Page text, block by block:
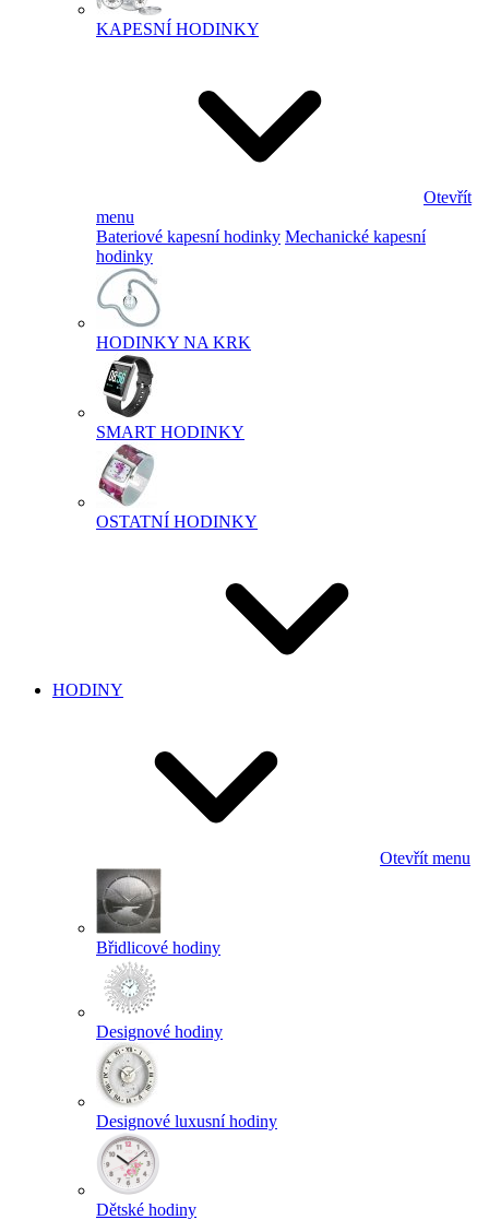
KAPESNÍ HODINKY
Otevřít
menu
Bateriové kapesní hodinky Mechanické kapesní
hodinky
HODINKY NA KRK
SMART HODINKY
OSTATNÍ HODINKY
HODINY
Otevřít menu
Břidlicové hodiny
Designové hodiny
Designové luxusní hodiny
Dětské hodiny